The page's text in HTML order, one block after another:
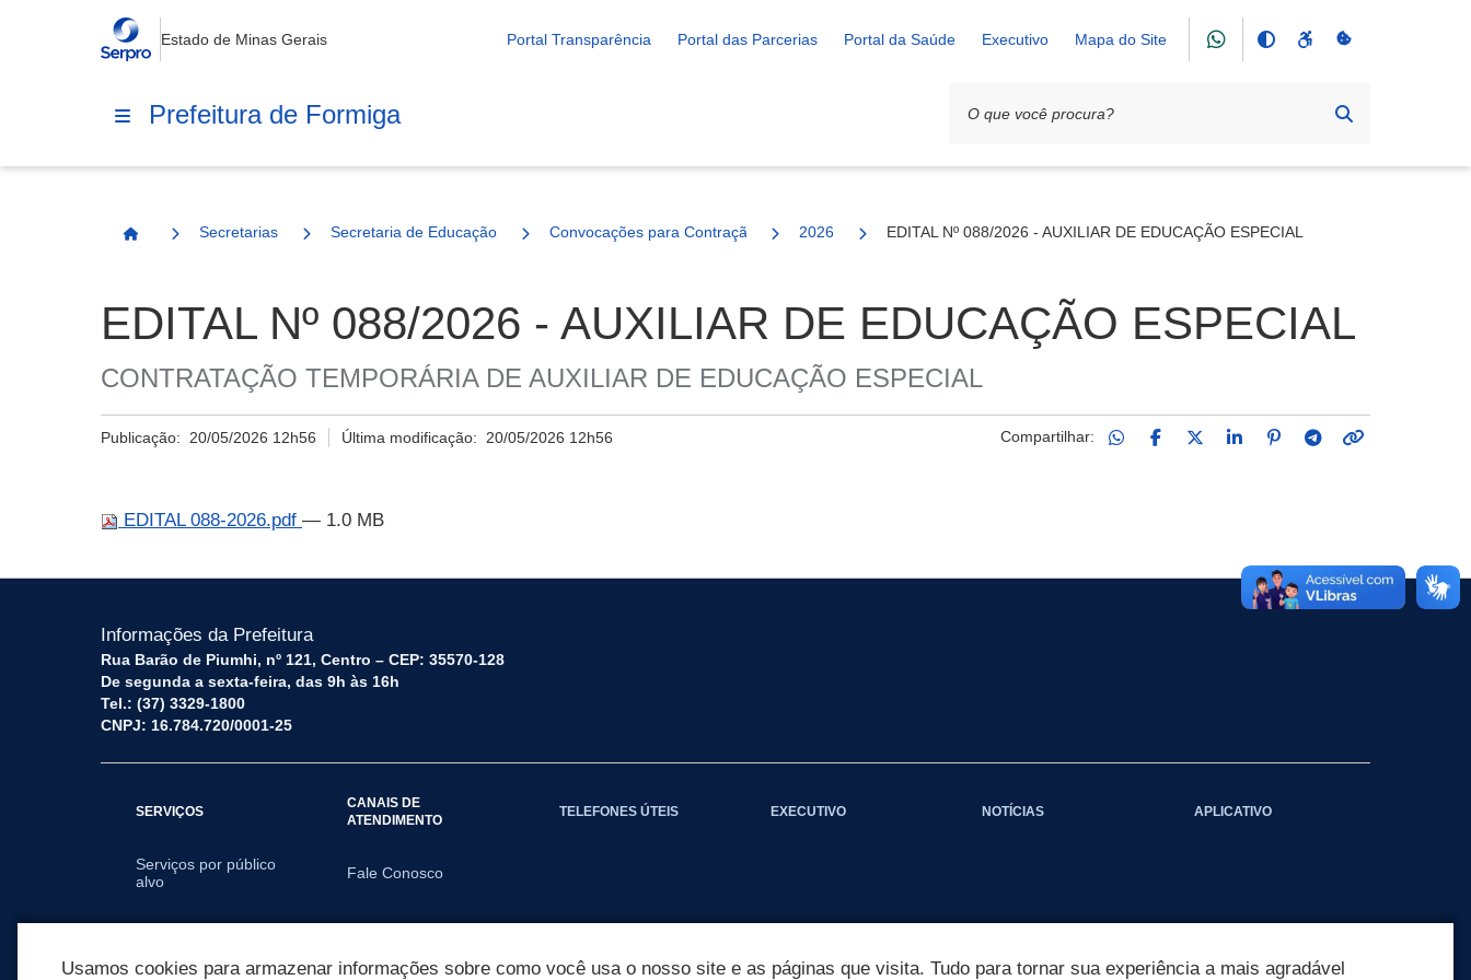
Estado de Minas Gerais Portal Transparência Portal das Parcerias Portal da Saúde Executivo Mapa do Site
Prefeitura de Formiga
Página Inicial
Secretarias Secretaria de Educação Convocações para Contração 2026 EDITAL Nº 088/2026 - AUXILIAR DE EDUCAÇÃO ESPECIAL
EDITAL Nº 088/2026 - AUXILIAR DE EDUCAÇÃO ESPECIAL
CONTRATAÇÃO TEMPORÁRIA DE AUXILIAR DE EDUCAÇÃO ESPECIAL
Publicação: 20/05/2026 12h56 Última modificação: 20/05/2026 12h56 Compartilhar:
EDITAL 088-2026.pdf — 1.0 MB
Informações da Prefeitura
Rua Barão de Piumhi, nº 121, Centro – CEP: 35570-128
De segunda a sexta-feira, das 9h às 16h
Tel.: (37) 3329-1800
CNPJ: 16.784.720/0001-25
SERVIÇOS
Serviços por público
alvo
CANAIS DE
ATENDIMENTO
Fale Conosco
TELEFONES ÚTEIS EXECUTIVO NOTÍCIAS APLICATIVO
Usamos cookies para armazenar informações sobre como você usa o nosso site e as páginas que visita. Tudo para tornar sua experiência a mais agradável